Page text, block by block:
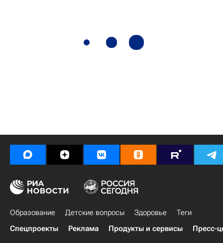
Образование Детские вопросы Здоровье
Теги
Спецпроекты
Реклама Продукты и сервисы Пресс-